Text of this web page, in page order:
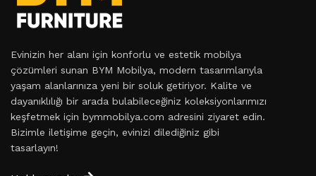
Evinizin her alanı için konforlu ve estetik mobilya
çözümleri sunan BYM Mobilya, modern tasarımlarıyla
yaşam alanlarınıza yeni bir soluk getiriyor. Kalite ve
dayanıklılığı bir arada bulabileceğiniz koleksiyonlarımızı
keşfetmek için bymmobilya.com adresini ziyaret edin.
Bizimle iletişime geçin, evinizi dilediğiniz gibi
tasarlayın!